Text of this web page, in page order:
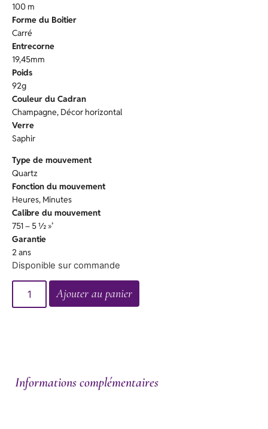
100 m
Forme du Boitier
Carré
Entrecorne
19,45mm
Poids
92g
Couleur du Cadran
Champagne, Décor horizontal
Verre
Saphir
Type de mouvement
Quartz
Fonction du mouvement
Heures, Minutes
Calibre du mouvement
751 – 5 ½ »’
Garantie
2 ans
Disponible sur commande
Ajouter au panier
Informations complémentaires